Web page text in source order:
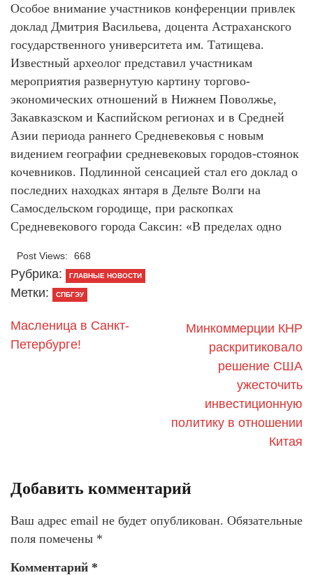
Особое внимание участников конференции привлек
доклад Дмитрия Васильева, доцента Астраханского
государственного университета им. Татищева.
Известный археолог представил участникам
мероприятия развернутую картину торгово-
экономических отношений в Нижнем Поволжье,
Закавказском и Каспийском регионах и в Средней
Азии периода раннего Средневековья с новым
видением географии средневековых городов-стоянок
кочевников. Подлинной сенсацией стал его доклад о
последних находках янтаря в Дельте Волги на
Самосдельском городище, при раскопках
Средневекового города Саксин: «В пределах одно
Post Views: 668
Рубрика: ГЛАВНЫЕ НОВОСТИ
Метки: СПБГЭУ
Масленица в Санкт-
Петербурге!
Минкоммерции КНР
раскритиковало
решение США
ужесточить
инвестиционную
политику в отношении
Китая
Добавить комментарий
Ваш адрес email не будет опубликован. Обязательные
поля помечены *
Комментарий *